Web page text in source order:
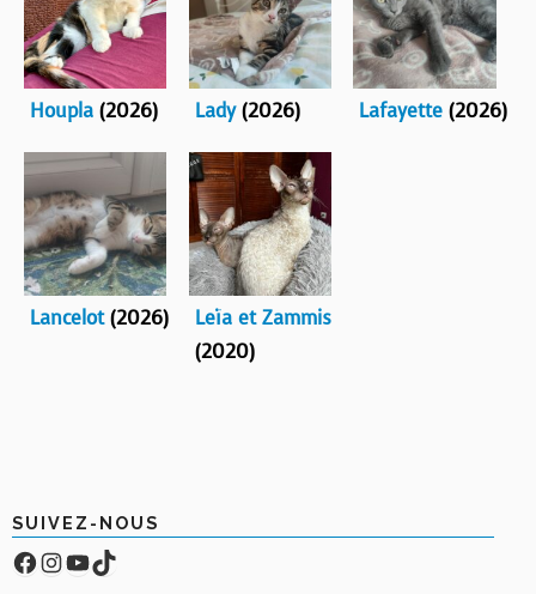
Houpla (2026) Lady (2026) Lafayette (2026)
Lancelot (2026)
Leïa et Zammis
(2020)
SUIVEZ-NOUS
Facebook
Compte Instagram
YouTube
TikTok